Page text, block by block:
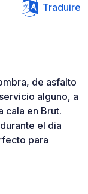
Traduire
de asfalto
alguno, a
cala en Brut.
el dia
para